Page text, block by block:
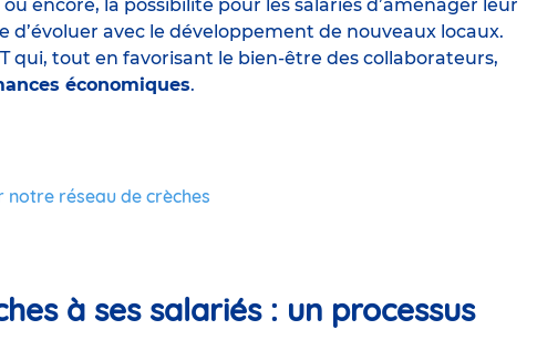
ou encore, la possibilité pour les salariés d’aménager leur
avec le développement de nouveaux locaux.
qui, tout en favorisant le bien-être des collaborateurs,
économiques.
notre réseau de crèches
à ses salariés : un processus